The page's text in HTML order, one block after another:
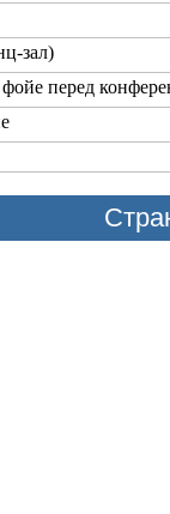
зал)
перед